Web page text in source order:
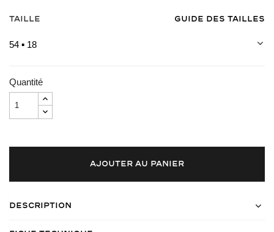
Taille Guide des tailles
54 ▪ 18
Quantité
AJOUTER AU PANIER
Description